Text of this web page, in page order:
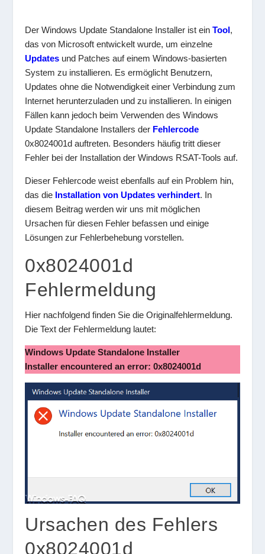
Der Windows Update Standalone Installer ist einTool,
das von Microsoft entwickelt wurde, um einzelne
Updates und Patches auf einem Windows-basierten
System zu installieren. Es ermöglicht Benutzern,
Updates ohne die Notwendigkeit einer Verbindung zum
Internet herunterzuladen und zu installieren. In einigen
Fällen kann jedoch beim Verwenden des Windows
Update Standalone Installers der Fehlercode
0x8024001d auftreten. Besonders häufig tritt dieser
Fehler bei der Installation der Windows RSAT-Tools auf.
Dieser Fehlercode weist ebenfalls auf ein Problem hin,
das die Installation von Updates verhindert. In
diesem Beitrag werden wir uns mit möglichen
Ursachen für diesen Fehler befassen und einige
Lösungen zur Fehlerbehebung vorstellen.
0x8024001d
Fehlermeldung
Hier nachfolgend finden Sie die Originalfehlermeldung.
Die Text der Fehlermeldung lautet:
Windows Update Standalone Installer
Installer encountered an error: 0x8024001d
Ursachen des Fehlers
0x8024001d